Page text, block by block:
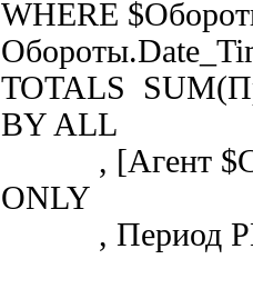
WHERE
TOTALS
BY ALL
, [Агент
ONLY
, Период